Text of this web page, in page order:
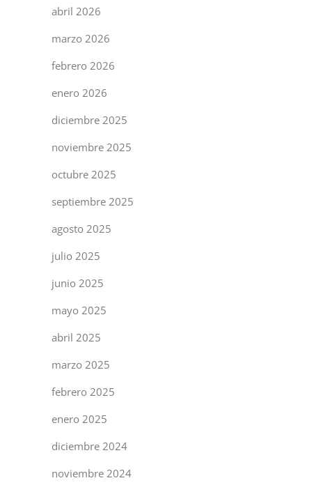
abril 2026
marzo 2026
febrero 2026
enero 2026
diciembre 2025
noviembre 2025
octubre 2025
septiembre 2025
agosto 2025
julio 2025
junio 2025
mayo 2025
abril 2025
marzo 2025
febrero 2025
enero 2025
diciembre 2024
noviembre 2024